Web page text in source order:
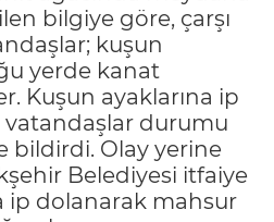
bilgiye göre, çarşı
kuşun
yerde kanat
Kuşun ayaklarına ip
vatandaşlar durumu
bildirdi. Olay yerine
Belediyesi itfaiye
ip dolanarak mahsur